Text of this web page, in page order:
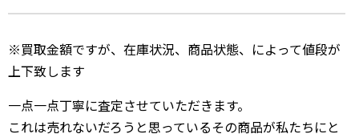
※買取金額ですが、在庫状況、商品状態、によって値段が
上下致します
一点一点丁寧に査定させていただきます。
これは売れないだろうと思っているその商品が私たちにと